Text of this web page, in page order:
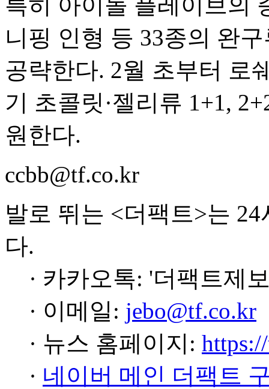
니핑 인형 등 33종의 완
공략한다. 2월 초부터 로
기 초콜릿·젤리류 1+1,
원한다.
ccbb@tf.co.kr
발로 뛰는 <더팩트>는
다.
· 카카오톡: '더팩트제
· 이메일: jebo@tf.co.kr
· 뉴스 홈페이지:
· 네이버 메인 더팩트